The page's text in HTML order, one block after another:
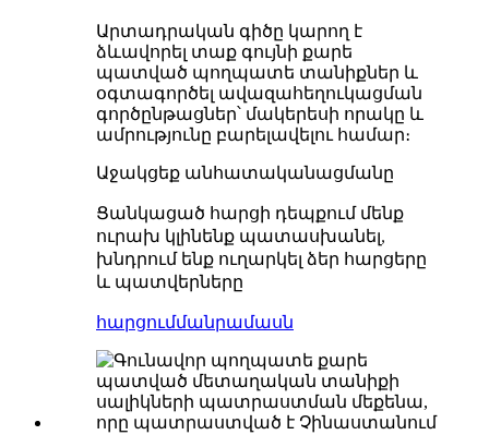
Արտադրական գիծը կարող է
ձևավորել տաք գույնի քարե
պատված պողպատե տանիքներ և
օգտագործել ավազահեղուկացման
գործընթացներ՝ մակերեսի որակը և
ամրությունը բարելավելու համար։
Աջակցեք անհատականացմանը
Ցանկացած հարցի դեպքում մենք
ուրախ կլինենք պատասխանել,
խնդրում ենք ուղարկել ձեր հարցերը
և պատվերները
հարցումմանրամասն